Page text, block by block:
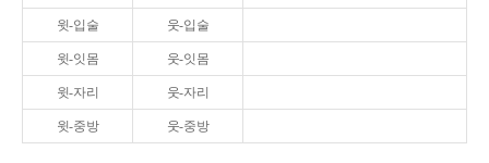
윗-입술 웃-입술
윗-잇몸 웃-잇몸
윗-자리 웃-자리
윗-중방 웃-중방